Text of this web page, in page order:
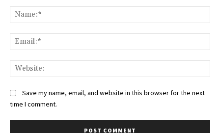
Save my name, email, and website in this browser for the next
time I comment.